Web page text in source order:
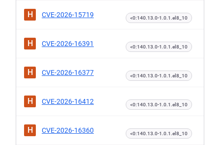
H CVE-2026-15719 <0:140.13.0-1.0.1.el8_10
H CVE-2026-16391 <0:140.13.0-1.0.1.el8_10
H CVE-2026-16377 <0:140.13.0-1.0.1.el8_10
H CVE-2026-16412 <0:140.13.0-1.0.1.el8_10
H CVE-2026-16360 <0:140.13.0-1.0.1.el8_10